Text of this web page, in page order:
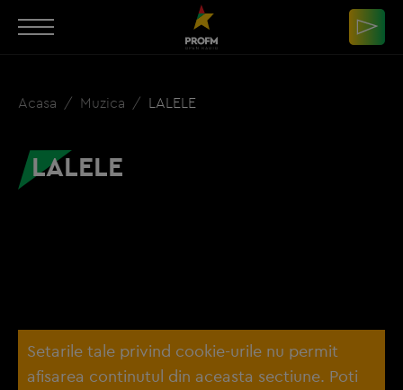
Acasa Muzica LALELE
LALELE
Setarile tale privind cookie-urile nu permit
afisarea continutul din aceasta sectiune. Poti